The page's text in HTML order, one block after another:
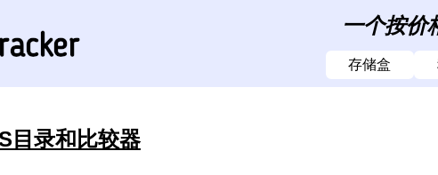
一个按价
存储盒
目录和比较器